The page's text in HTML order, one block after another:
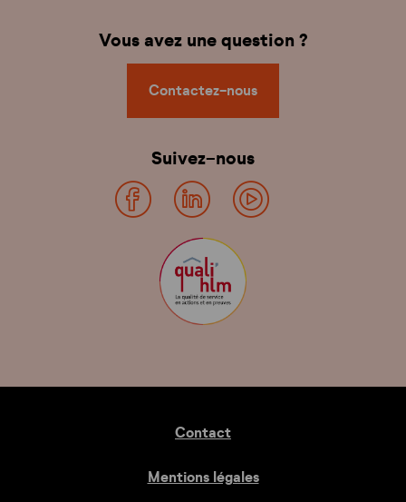
Vous avez une question ?
Contactez-nous
Suivez-nous
Contact
Mentions légales